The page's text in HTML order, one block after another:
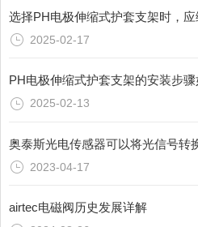
2025-02-17
PH电极伸缩式护套支架的安装步
2025-02-13
2023-04-17
airtec电磁阀历史发展详解